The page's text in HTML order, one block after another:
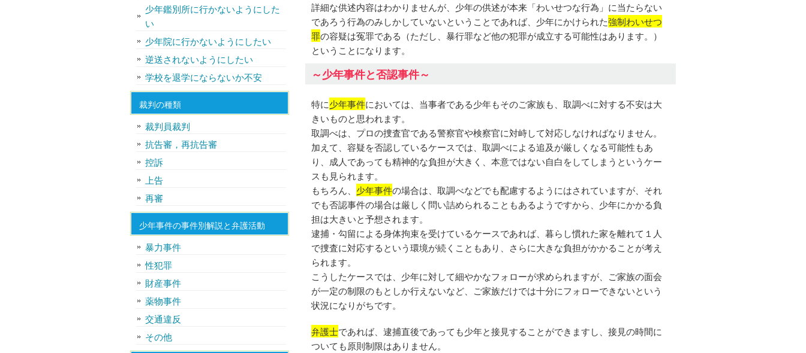
詳細な供述内容はわかりませんが、少年の供述が本来「わいせつな行為」に当たらない
であろう行為のみしかしていないということであれば、少年にかけられた強制わいせつ
罪の容疑は冤罪である（ただし、暴行罪など他の犯罪が成立する可能性はあります。）
ということになります。
～少年事件と否認事件～
特に少年事件においては、当事者である少年もそのご家族も、取調べに対する不安は大
きいものと思われます。
取調べは、プロの捜査官である警察官や検察官に対峙して対応しなければなりません。
加えて、容疑を否認しているケースでは、取調べによる追及が厳しくなる可能性もあ
り、成人であっても精神的な負担が大きく、本意ではない自白をしてしまうというケー
スも見られます。
もちろん、 少年事件の場合は、取調べなどでも配慮するようにはされていますが、それ
でも否認事件の場合は厳しく問い詰められることもあるようですから、少年にかかる負
担は大きいと予想されます。
逮捕・勾留による身体拘束を受けているケースであれば、暮らし慣れた家を離れて１人
で捜査に対応するという環境が続くこともあり、さらに大きな負担がかかることが考え
られます。
こうしたケースでは、少年に対して細やかなフォローが求められますが、ご家族の面会
が一定の制限のもとしか行えないなど、ご家族だけでは十分にフォローできないという
状況になりがちです。
弁護士であれば、逮捕直後であっても少年と接見することができますし、接見の時間に
ついても原則制限はありません。
少年鑑別所に行かないようにした
い
少年院に行かないようにしたい
逆送されないようにしたい
学校を退学にならないか不安
裁判の種類
裁判員裁判
抗告審，再抗告審
控訴
上告
再審
少年事件の事件別解説と弁護活動
暴力事件
性犯罪
財産事件
薬物事件
交通違反
その他